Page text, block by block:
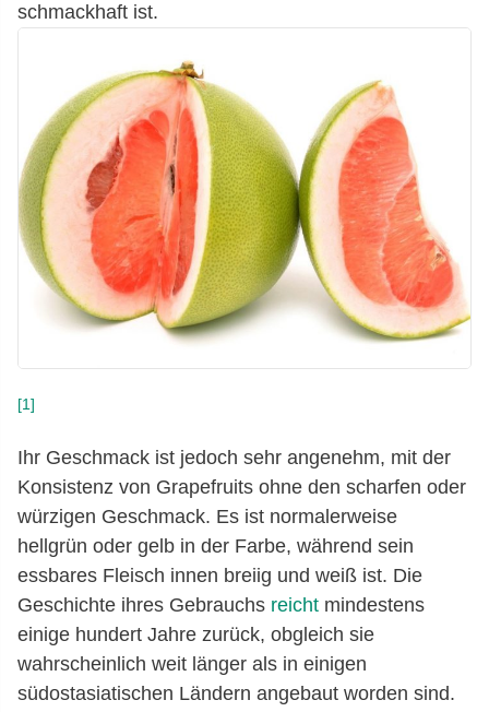
schmackhaft ist.
[1]
Ihr Geschmack ist jedoch sehr angenehm, mit der
Konsistenz von Grapefruits ohne den scharfen oder
würzigen Geschmack. Es ist normalerweise
hellgrün oder gelb in der Farbe, während sein
essbares Fleisch innen breiig und weiß ist. Die
Geschichte ihres Gebrauchs reicht mindestens
einige hundert Jahre zurück, obgleich sie
wahrscheinlich weit länger als in einigen
südostasiatischen Ländern angebaut worden sind.